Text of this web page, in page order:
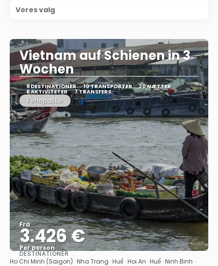
Vores valg
Vietnam auf Schienen in 3
Wochen
9 DESTINATIONER 10 TRANSPORTER 20 NÆTTER
6 AKTIVITETER 7 TRANSFERS
Feriepakke
Fra
3.426 €
Per person
Se
DESTINATIONER
Ho Chi Minh (Saigon) · Nha Trang · Huế · Hoi An · Huế · Ninh Binh ·